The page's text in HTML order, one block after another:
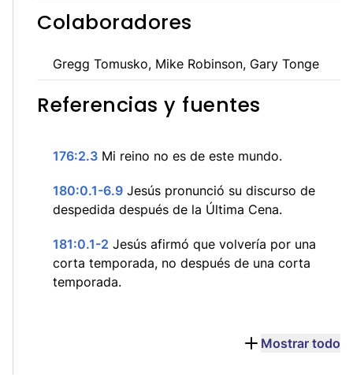
Colaboradores
Gregg Tomusko, Mike Robinson, Gary Tonge
Referencias y fuentes
176:2.3 Mi reino no es de este mundo.
180:0.1-6.9 Jesús pronunció su discurso de
despedida después de la Última Cena.
181:0.1-2 Jesús afirmó que volvería por una
corta temporada, no después de una corta
temporada.
Mostrar todo